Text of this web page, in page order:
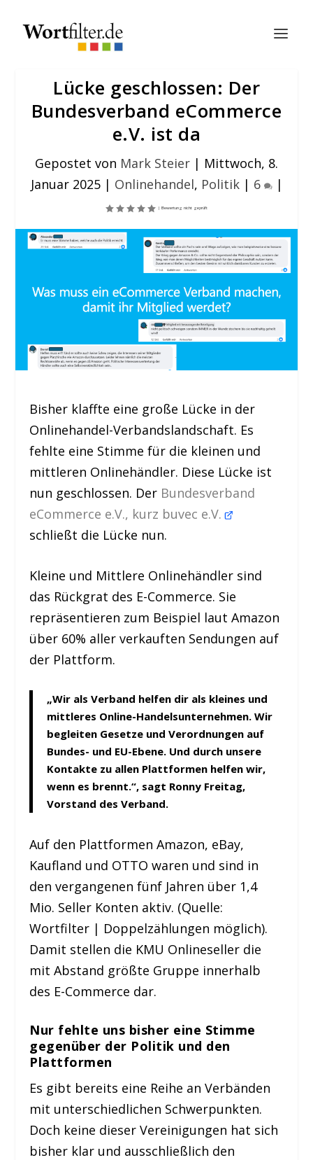
Lücke geschlossen: Der
Bundesverband eCommerce
e.V. ist da
Gepostet von Mark Steier | Mittwoch, 8.
Januar 2025| Onlinehandel, Politik| 6 |
Bisher klaffte eine große Lücke in der
Onlinehandel-Verbandslandschaft. Es
fehlte eine Stimme für die kleinen und
mittleren Onlinehändler. Diese Lücke ist
nun geschlossen. Der Bundesverband
eCommerce e.V., kurz buvec e.V.
schließt die Lücke nun.
Kleine und Mittlere Onlinehändler sind
das Rückgrat des E-Commerce. Sie
repräsentieren zum Beispiel laut Amazon
über 60% aller verkauften Sendungen auf
der Plattform.
„Wir als Verband helfen dir als kleines und
mittleres Online-Handelsunternehmen. Wir
begleiten Gesetze und Verordnungen auf
Bundes- und EU-Ebene. Und durch unsere
Kontakte zu allen Plattformen helfen wir,
wenn es brennt.“, sagt Ronny Freitag,
Vorstand des Verband.
Auf den Plattformen Amazon, eBay,
Kaufland und OTTO waren und sind in
den vergangenen fünf Jahren über 1,4
Mio. Seller Konten aktiv. (Quelle:
Wortfilter | Doppelzählungen möglich).
Damit stellen die KMU Onlineseller die
mit Abstand größte Gruppe innerhalb
des E-Commerce dar.
Nur fehlte uns bisher eine Stimme
gegenüber der Politik und den
Plattformen
Es gibt bereits eine Reihe an Verbänden
mit unterschiedlichen Schwerpunkten.
Doch keine dieser Vereinigungen hat sich
bisher klar und ausschließlich den